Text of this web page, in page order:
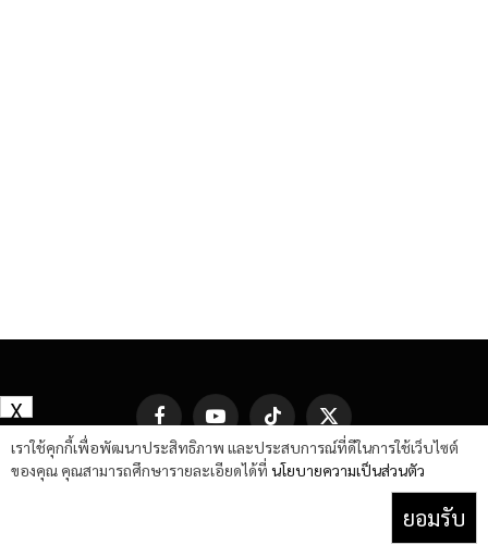
FacebookYouTube TikTok
X
(Twitter)
เราใช้คุกกี้เพื่อพัฒนาประสิทธิภาพ และประสบการณ์ที่ดีในการใช้เว็บไซต์
ของคุณ คุณสามารถศึกษารายละเอียดได้ที่ นโยบายความเป็นส่วนตัว
ยอมรับ
X